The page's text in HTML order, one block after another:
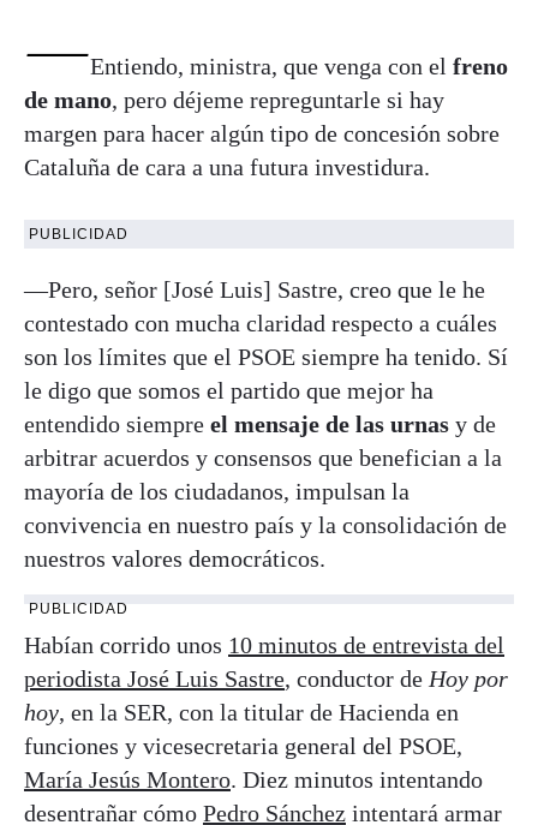
—Entiendo, ministra, que venga con el freno
de mano, pero déjeme repreguntarle si hay
margen para hacer algún tipo de concesión sobre
Cataluña de cara a una futura investidura.
PUBLICIDAD
—Pero, señor [José Luis] Sastre, creo que le he
contestado con mucha claridad respecto a cuáles
son los límites que el PSOE siempre ha tenido. Sí
le digo que somos el partido que mejor ha
entendido siempre el mensaje de las urnas y de
arbitrar acuerdos y consensos que benefician a la
mayoría de los ciudadanos, impulsan la
convivencia en nuestro país y la consolidación de
nuestros valores democráticos.
PUBLICIDAD
Habían corrido unos 10 minutos de entrevista del
periodista José Luis Sastre, conductor de Hoy por
hoy, en la SER, con la titular de Hacienda en
funciones y vicesecretaria general del PSOE,
María Jesús Montero. Diez minutos intentando
desentrañar cómo Pedro Sánchez intentará armar